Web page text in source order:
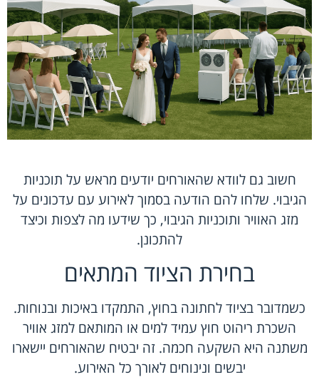
חשוב גם לוודא שהאורחים יודעים מראש על תוכניות
הגיבוי. שלחו להם הודעה בסמוך לאירוע עם עדכונים על
מזג האוויר ותוכניות הגיבוי, כך שידעו מה לצפות וכיצד
להתכונן.
בחירת הציוד המתאים
כשמדובר בציוד לחתונה בחוץ, התמקדו באיכות ובנוחות.
השכרת ריהוט חוץ עמיד למים או המותאם למזג אוויר
משתנה היא השקעה חכמה. זה יבטיח שהאורחים יישארו
יבשים ונינוחים לאורך כל האירוע.